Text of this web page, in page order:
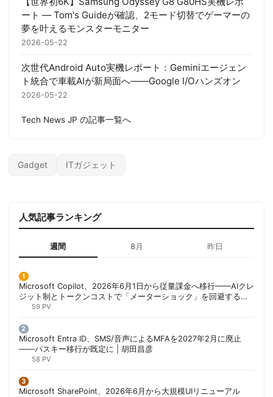
ート — Tom's Guideが確認、2モード切替でゲーマーの
夢を叶えるモンスターモニター
2026-05-22
次世代Android Auto実機レポート：Geminiエージェン
ト統合で車載AIが新局面へ——Google I/Oハンズオン
2026-05-22
Tech News JP の記事一覧へ
Gadget ITガジェット
人気記事ランキング
週間 8月 昨日
Microsoft Copilot、2026年6月1日から従量課金へ移行——AIクレ
ジット制とトークンコストで「メーターショック」を回避する方
法 | 胡田昌彦
59 PV
Microsoft Entra ID、SMS/音声によるMFAを2027年2月に廃止
——パスキー移行が既定に | 胡田昌彦
58 PV
Microsoft SharePoint、2026年6月から大規模UIリニューアル